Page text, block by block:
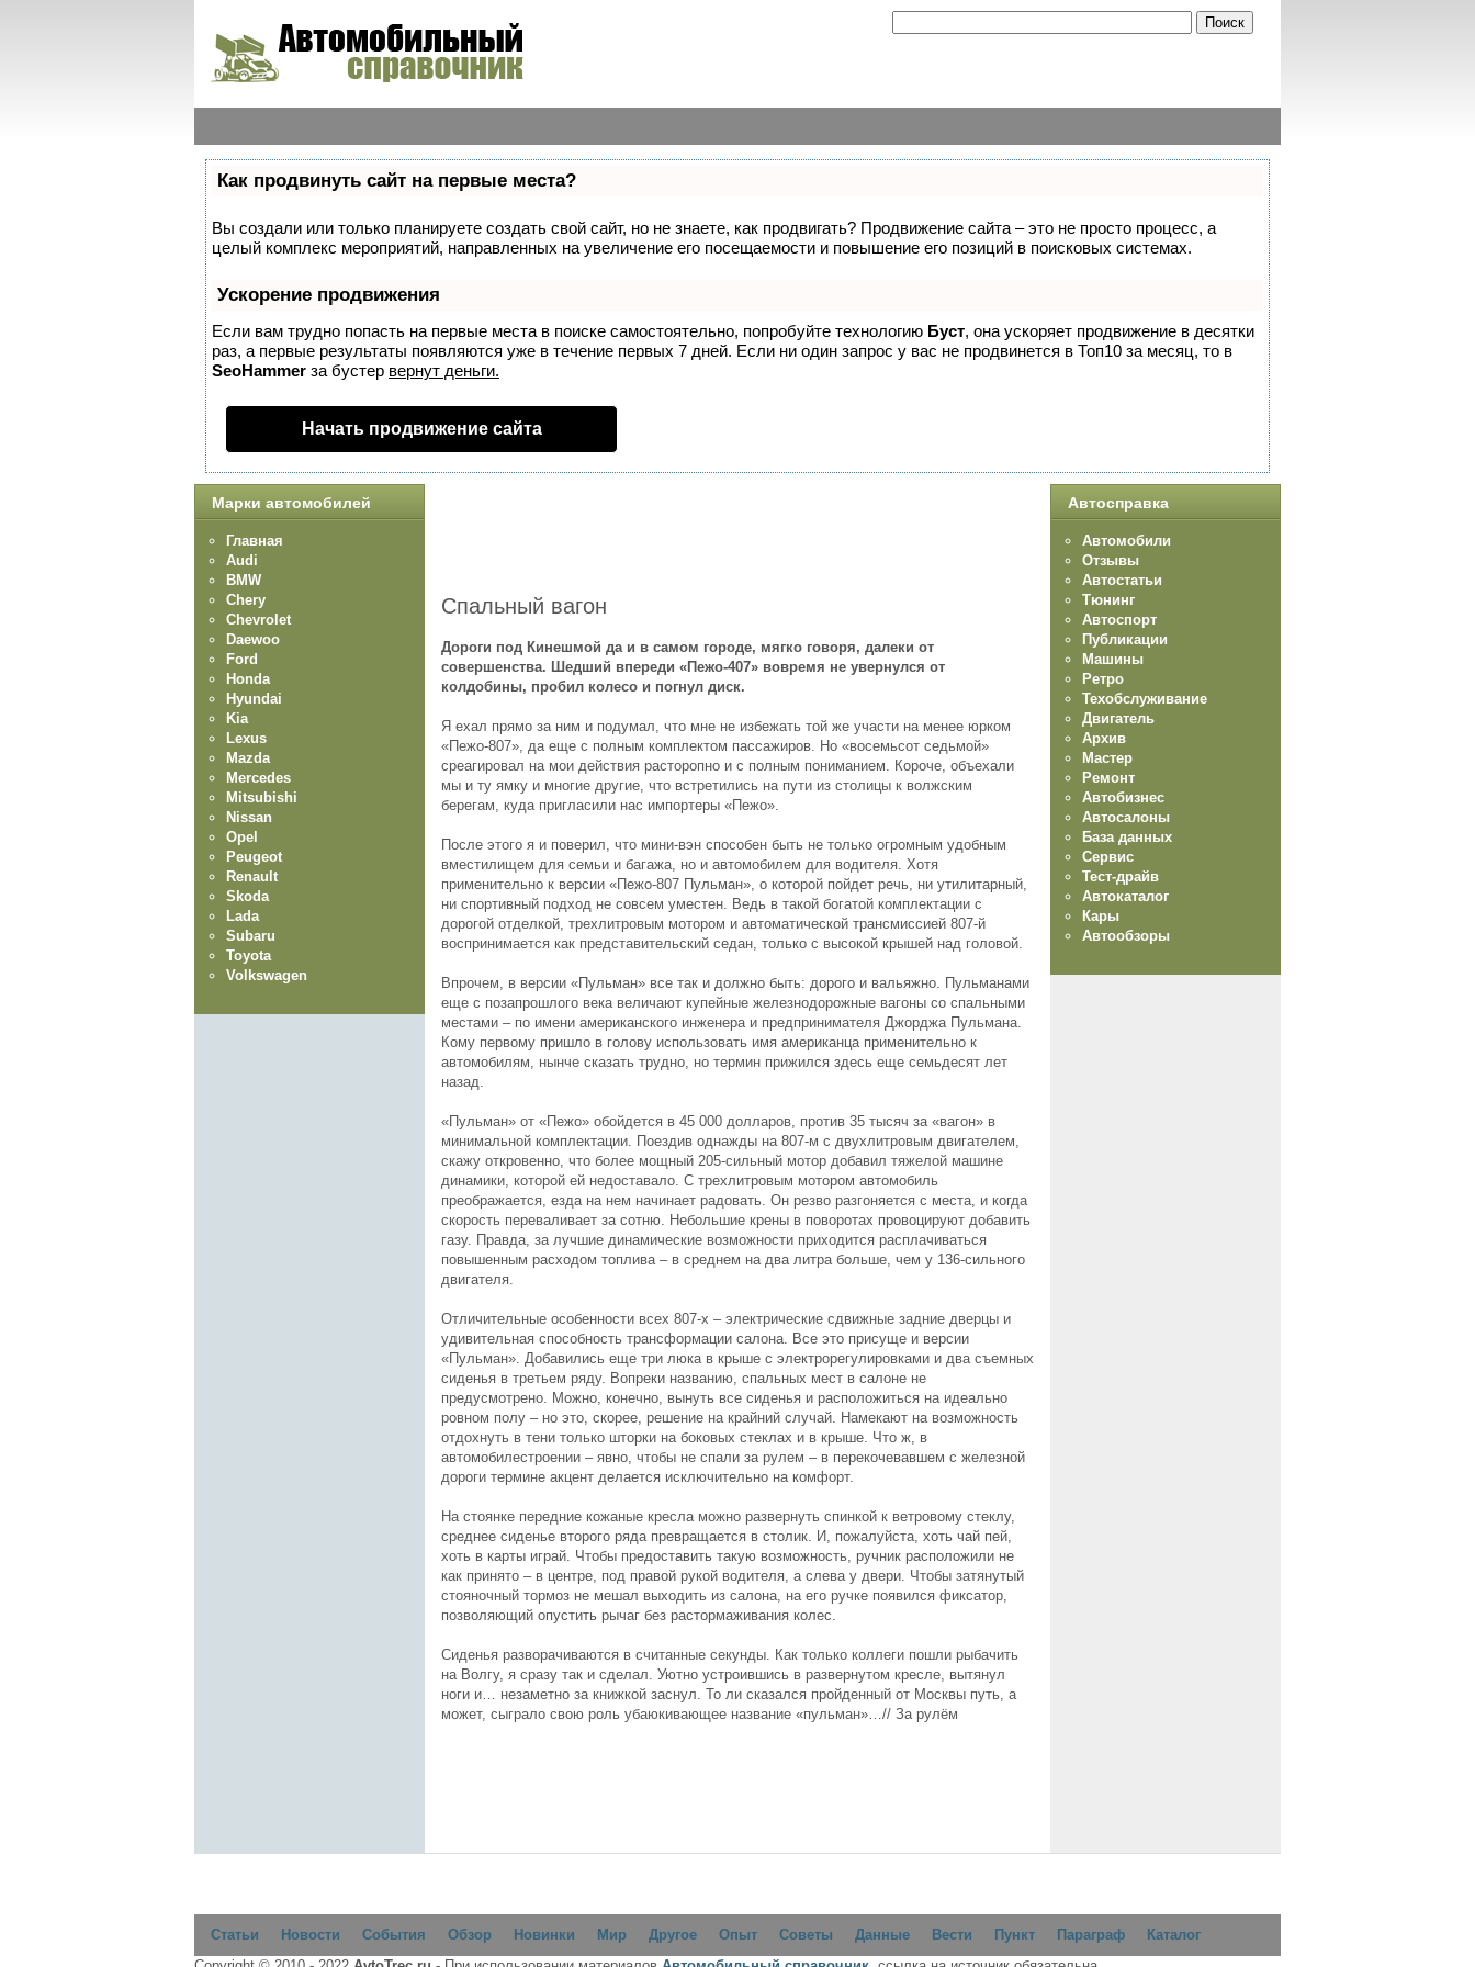
Как продвинуть сайт на первые места?
Вы создали или только планируете создать свой сайт, но не знаете, как продвигать? Продвижение сайта – это не просто процесс, а
целый комплекс мероприятий, направленных на увеличение его посещаемости и повышение его позиций в поисковых системах.
Ускорение продвижения
Если вам трудно попасть на первые места в поиске самостоятельно, попробуйте технологию Буст, она ускоряет продвижение в десятки
раз, а первые результаты появляются уже в течение первых 7 дней. Если ни один запрос у вас не продвинется в Топ10 за месяц, то в
SeoHammer за бустер вернут деньги.
Начать продвижение сайта
Спальный вагон
Дороги под Кинешмой да и в самом городе, мягко говоря, далеки от
совершенства. Шедший впереди «Пежо-407» вовремя не увернулся от
колдобины, пробил колесо и погнул диск.
Я ехал прямо за ним и подумал, что мне не избежать той же участи на менее юрком
«Пежо-807», да еще с полным комплектом пассажиров. Но «восемьсот седьмой»
среагировал на мои действия расторопно и с полным пониманием. Короче, объехали
мы и ту ямку и многие другие, что встретились на пути из столицы к волжским
берегам, куда пригласили нас импортеры «Пежо».
После этого я и поверил, что мини-вэн способен быть не только огромным удобным
вместилищем для семьи и багажа, но и автомобилем для водителя. Хотя
применительно к версии «Пежо-807 Пульман», о которой пойдет речь, ни утилитарный,
ни спортивный подход не совсем уместен. Ведь в такой богатой комплектации с
дорогой отделкой, трехлитровым мотором и автоматической трансмиссией 807-й
воспринимается как представительский седан, только с высокой крышей над головой.
Впрочем, в версии «Пульман» все так и должно быть: дорого и вальяжно. Пульманами
еще с позапрошлого века величают купейные железнодорожные вагоны со спальными
местами – по имени американского инженера и предпринимателя Джорджа Пульмана.
Кому первому пришло в голову использовать имя американца применительно к
автомобилям, нынче сказать трудно, но термин прижился здесь еще семьдесят лет
назад.
«Пульман» от «Пежо» обойдется в 45 000 долларов, против 35 тысяч за «вагон» в
минимальной комплектации. Поездив однажды на 807-м с двухлитровым двигателем,
скажу откровенно, что более мощный 205-сильный мотор добавил тяжелой машине
динамики, которой ей недоставало. С трехлитровым мотором автомобиль
преображается, езда на нем начинает радовать. Он резво разгоняется с места, и когда
скорость переваливает за сотню. Небольшие крены в поворотах провоцируют добавить
газу. Правда, за лучшие динамические возможности приходится расплачиваться
повышенным расходом топлива – в среднем на два литра больше, чем у 136-сильного
двигателя.
Отличительные особенности всех 807-х – электрические сдвижные задние дверцы и
удивительная способность трансформации салона. Все это присуще и версии
«Пульман». Добавились еще три люка в крыше с электрорегулировками и два съемных
сиденья в третьем ряду. Вопреки названию, спальных мест в салоне не
предусмотрено. Можно, конечно, вынуть все сиденья и расположиться на идеально
ровном полу – но это, скорее, решение на крайний случай. Намекают на возможность
отдохнуть в тени только шторки на боковых стеклах и в крыше. Что ж, в
автомобилестроении – явно, чтобы не спали за рулем – в перекочевавшем с железной
дороги термине акцент делается исключительно на комфорт.
На стоянке передние кожаные кресла можно развернуть спинкой к ветровому стеклу,
среднее сиденье второго ряда превращается в столик. И, пожалуйста, хоть чай пей,
хоть в карты играй. Чтобы предоставить такую возможность, ручник расположили не
как принято – в центре, под правой рукой водителя, а слева у двери. Чтобы затянутый
стояночный тормоз не мешал выходить из салона, на его ручке появился фиксатор,
позволяющий опустить рычаг без растормаживания колес.
Сиденья разворачиваются в считанные секунды. Как только коллеги пошли рыбачить
на Волгу, я сразу так и сделал. Уютно устроившись в развернутом кресле, вытянул
ноги и… незаметно за книжкой заснул. То ли сказался пройденный от Москвы путь, а
может, сыграло свою роль убаюкивающее название «пульман»…// За рулём
Марки автомобилей
Главная
Audi
BMW
Chery
Chevrolet
Daewoo
Ford
Honda
Hyundai
Kia
Lexus
Mazda
Mercedes
Mitsubishi
Nissan
Opel
Peugeot
Renault
Skoda
Lada
Subaru
Toyota
Volkswagen
Автосправка
Автомобили
Отзывы
Автостатьи
Тюнинг
Автоспорт
Публикации
Машины
Ретро
Техобслуживание
Двигатель
Архив
Мастер
Ремонт
Автобизнес
Автосалоны
База данных
Сервис
Тест-драйв
Автокаталог
Кары
Автообзоры
Статьи Новости События Обзор Новинки Мир Другое Опыт Советы Данные Вести Пункт Параграф
Каталог